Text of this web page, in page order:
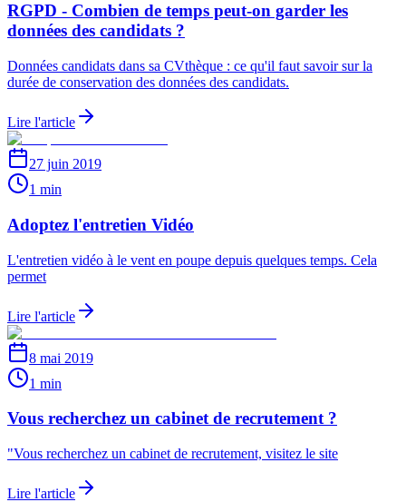
RGPD - Combien de temps peut-on garder les
données des candidats ?
Données candidats dans sa CVthèque : ce qu'il faut savoir sur la
durée de conservation des données des candidats.
Lire l'article
27 juin 2019
1 min
Adoptez l'entretien Vidéo
L'entretien vidéo à le vent en poupe depuis quelques temps. Cela
permet
Lire l'article
8 mai 2019
1 min
Vous recherchez un cabinet de recrutement ?
"Vous recherchez un cabinet de recrutement, visitez le site
Lire l'article